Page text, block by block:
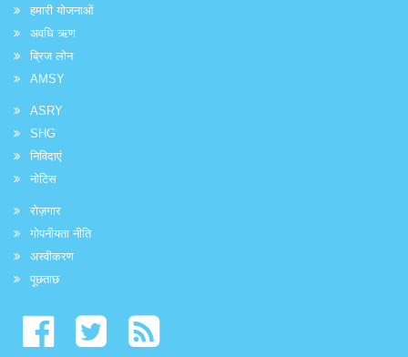
हमारी योजनाओं
अवधि ऋण
ब्रिज लोन
AMSY
ASRY
SHG
निविदाएं
नोटिस
रोज़गार
गोपनीयता नीति
अस्वीकरण
पूछताछ